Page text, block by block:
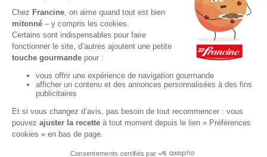
Pour votre santé, pratiquez une activité physique régulière. Plus
d’infos sur